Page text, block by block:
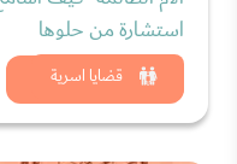
قضايا اسرية
استشارة من حلوها
شاهد الان